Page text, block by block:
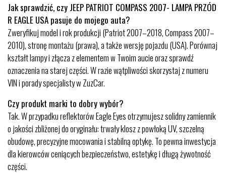
Jak sprawdzić, czy JEEP PATRIOT COMPASS 2007- LAMPA PRZÓD
R EAGLE USA pasuje do mojego auta?
Zweryfikuj model i rok produkcji (Patriot 2007–2018, Compass 2007–
2010), stronę montażu (prawa), a także wersję pojazdu (USA). Porównaj
kształt lampy i złącza z elementem w Twoim aucie oraz sprawdź
oznaczenia na starej części. W razie wątpliwości skorzystaj z numeru
VIN i porady specjalisty w ZuzCar.
Czy produkt marki to dobry wybór?
Tak. W przypadku reflektorów Eagle Eyes otrzymujesz solidny zamiennik
o jakości zbliżonej do oryginału: trwały klosz z powłoką UV, szczelną
obudowę, precyzyjne mocowania i stabilną optykę. To pewna inwestycja
dla kierowców ceniących bezpieczeństwo, estetykę i długą żywotność
części.